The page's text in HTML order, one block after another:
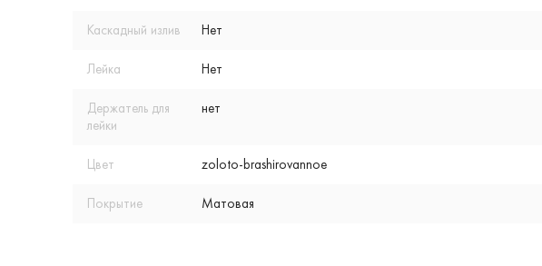
Каскадный излив Нет
Лейка Нет
Держатель для
лейки
нет
Цвет zoloto-brashirovannoe
Покрытие Матовая